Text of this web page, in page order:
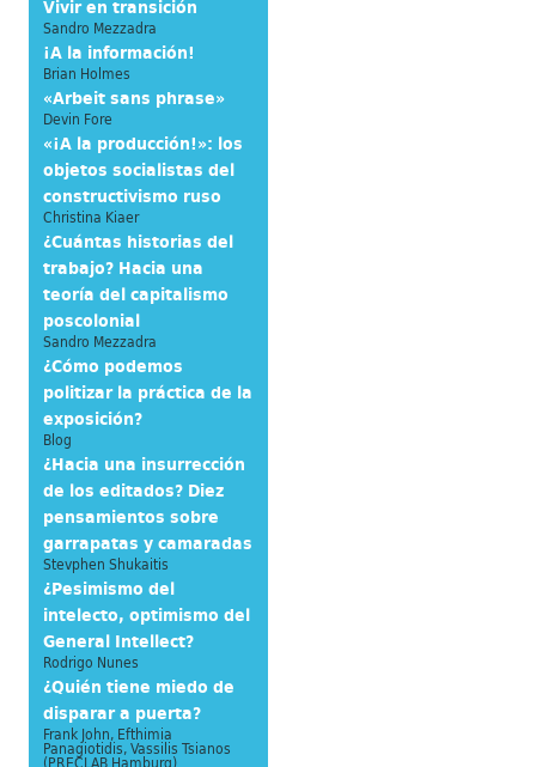
Vivir en transición
Sandro Mezzadra
¡A la información!
Brian Holmes
«Arbeit sans phrase»
Devin Fore
«¡A la producción!»: los
objetos socialistas del
constructivismo ruso
Christina Kiaer
¿Cuántas historias del
trabajo? Hacia una
teoría del capitalismo
poscolonial
Sandro Mezzadra
¿Cómo podemos
politizar la práctica de la
exposición?
Blog
¿Hacia una insurrección
de los editados? Diez
pensamientos sobre
garrapatas y camaradas
Stevphen Shukaitis
¿Pesimismo del
intelecto, optimismo del
General Intellect?
Rodrigo Nunes
¿Quién tiene miedo de
disparar a puerta?
Frank John, Efthimia
Panagiotidis, Vassilis Tsianos
(PRECLAB Hamburg)